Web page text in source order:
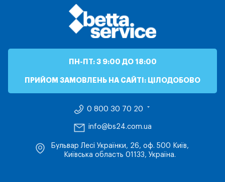
ПН-ПТ: З 9:00 ДО 18:00
ПРИЙОМ ЗАМОВЛЕНЬ НА САЙТІ: ЦІЛОДОБОВО
0 800 30 70 20
info@bs24.com.ua
Бульвар Лесі Українки, 26, оф. 500 Київ,
Київська область 01133, Україна.